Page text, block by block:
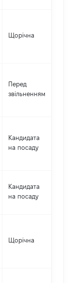
Щорічна
Перед
звільненням
Кандидата
на посаду
Кандидата
на посаду
Щорічна